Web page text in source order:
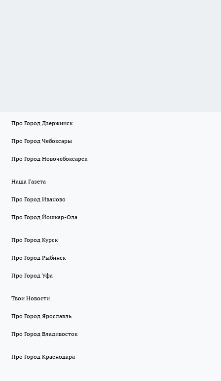
Про Город Дзержинск
Про Город Чебоксары
Про Город Новочебоксарск
Наша Газета
Про Город Иваново
Про Город Йошкар-Ола
Про Город Курск
Про Город Рыбинск
Про Город Уфа
Твои Новости
Про Город Ярославль
Про Город Владивосток
Про Город Краснодара